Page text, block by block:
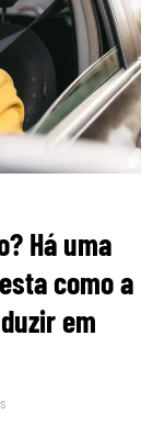
Há uma
como a
em